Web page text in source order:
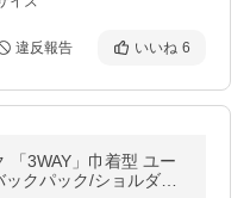
違反報告 いいね 6
「3WAY」巾着型 ユー
クパック/ショルダー